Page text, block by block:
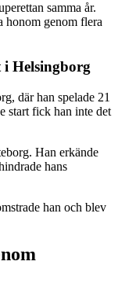
samma år.
honom genom flera
Helsingborg
där han spelade 21
start fick han inte det
Han erkände
hans
han och blev